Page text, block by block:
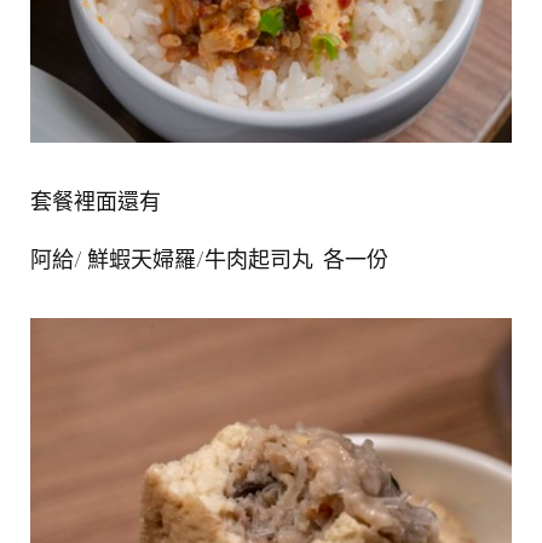
套餐裡面還有
阿給/ 鮮蝦天婦羅/牛肉起司丸 各一份